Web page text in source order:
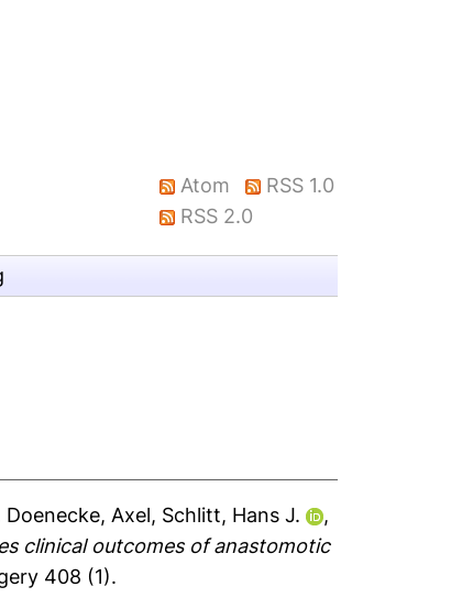
Atom
RSS 1.0
RSS 2.0
Doenecke, Axel, Schlitt, Hans J.
,
clinical outcomes of anastomotic
408 (1).